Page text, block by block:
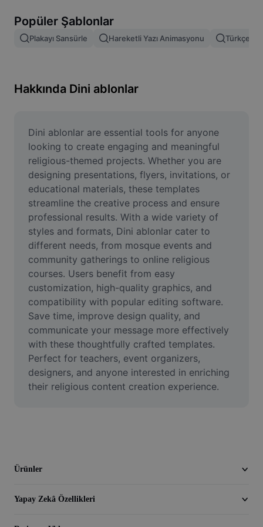
Resim birleştirme
Resmi Yeniden Boyutlandırma
Mizah Görseli Oluşturucu
AI Text Remover
AI People Remover
AI Inpainting
Face Cutout
Video
Video arka planını kaldırma
Kaliteyi artır
Video Düzenleyici
Videoyu Kesme
Videoya Yazı Ekleme
Popüler Şablonlar
Plakayı Sansürle Hareketli Yazı Animasyonu Türkçe
Hakkında Dini ablonlar
Dini ablonlar are essential tools for anyone
looking to create engaging and meaningful
religious-themed projects. Whether you are
designing presentations, flyers, invitations, or
educational materials, these templates
streamline the creative process and ensure
professional results. With a wide variety of
styles and formats, Dini ablonlar cater to
different needs, from mosque events and
community gatherings to online religious
courses. Users benefit from easy
customization, high-quality graphics, and
compatibility with popular editing software.
Save time, improve design quality, and
communicate your message more effectively
with these thoughtfully crafted templates.
Perfect for teachers, event organizers,
designers, and anyone interested in enriching
their religious content creation experience.
Ürünler
Yapay Zekâ Özellikleri